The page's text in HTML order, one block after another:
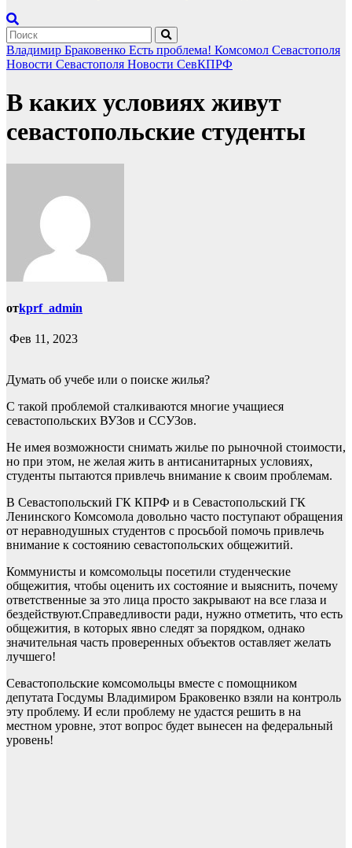
Владимир Браковенко Есть проблема! Комсомол Севастополя
Новости Севастополя Новости СевКПРФ
В каких условиях живут
севастопольские студенты
отkprf_admin
Фев 11, 2023
Думать об учебе или о поиске жилья?
С такой проблемой сталкиваются многие учащиеся
севастопольских ВУЗов и ССУЗов.
Не имея возможности снимать жилье по рыночной стоимости,
но при этом, не желая жить в антисанитарных условиях,
студенты пытаются привлечь внимание к своим проблемам.
В Севастопольский ГК КПРФ и в Севастопольский ГК
Ленинского Комсомола довольно часто поступают обращения
от неравнодушных студентов с просьбой помочь привлечь
внимание к состоянию севастопольских общежитий.
Коммунисты и комсомольцы посетили студенческие
общежития, чтобы оценить их состояние и выяснить, почему
ответственные за это лица просто закрывают на все глаза и
бездействуют.Справедливости ради, нужно отметить, что есть
общежития, в которых явно следят за порядком, однако
значительная часть проверенных объектов оставляет желать
лучшего!
Севастопольские комсомольцы вместе с помощником
депутата Госдумы Владимиром Браковенко взяли на контроль
эту проблему. И если проблему не удастся решить в на
местном уровне, этот вопрос будет вынесен на федеральный
уровень!